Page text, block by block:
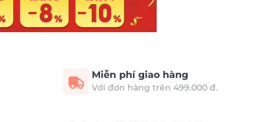
Miễn phí giao hàng
Với đơn hàng trên 499.000 đ.